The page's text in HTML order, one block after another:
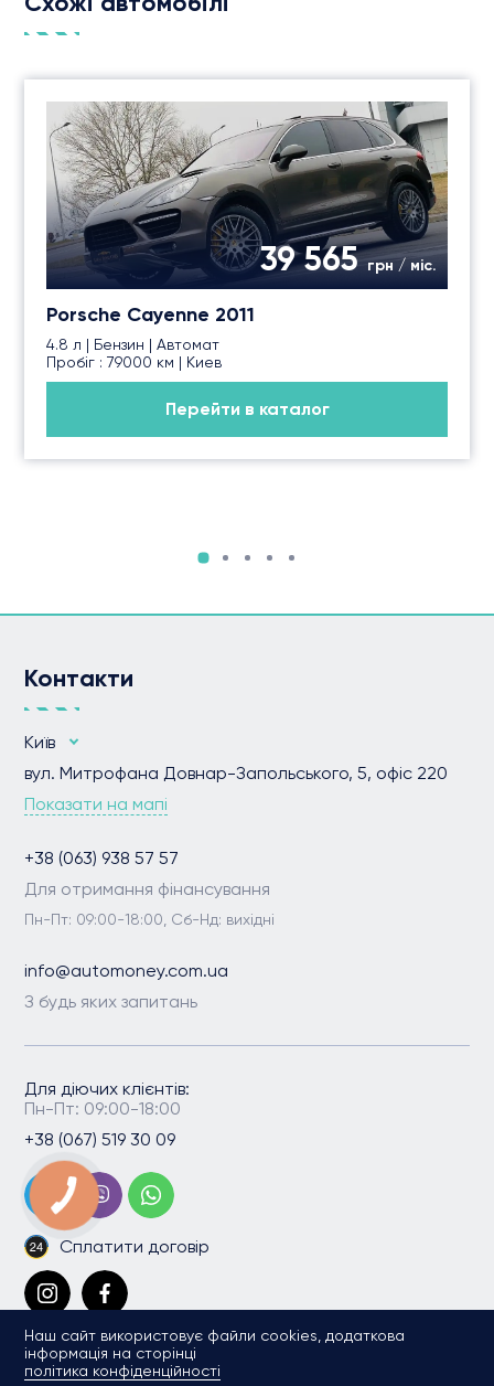
39 565грн / міс.
Porsche Cayenne 2011
4.8 л | Бензин | Автомат
Пробіг : 79000 км | Киев
Перейти в каталог
Контакти
Київ
вул. Митрофана Довнар-Запольського, 5, офіс 220
Показати на мапі
+38 (063) 938 57 57
Для отримання фінансування
Пн-Пт: 09:00-18:00, Сб-Нд: вихідні
info@automoney.com.ua
З будь яких запитань
Для діючих клієнтів:
Пн-Пт: 09:00-18:00
+38 (067) 519 30 09
Сплатити договір
Наш сайт використовує файли cookies, додаткова
інформація на сторінці
політика конфіденційності